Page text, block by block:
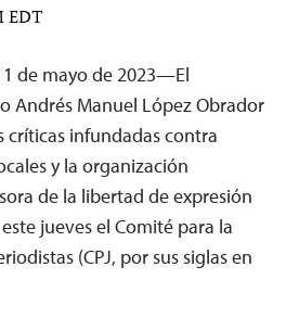
EDT
de mayo de 2023—El
Andrés Manuel López Obrador
críticas infundadas contra
y la organización
de la libertad de expresión
jueves el Comité para la
(CPJ, por sus siglas en